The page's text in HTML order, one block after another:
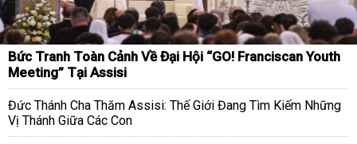
Bức Tranh Toàn Cảnh Về Đại Hội “GO! Franciscan Youth
Meeting” Tại Assisi
Đức Thánh Cha Thăm Assisi: Thế Giới Đang Tìm Kiếm Những
Vị Thánh Giữa Các Con